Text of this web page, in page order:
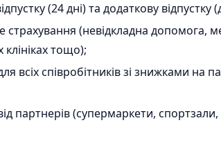
(24 дні) та додаткову відпустку
страхування (невідкладна допомога,
тощо);
всіх співробітників зі знижками на
партнерів (супермаркети,